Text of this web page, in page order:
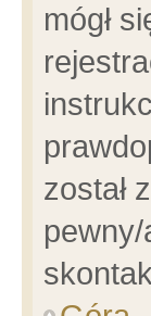
mógł
został